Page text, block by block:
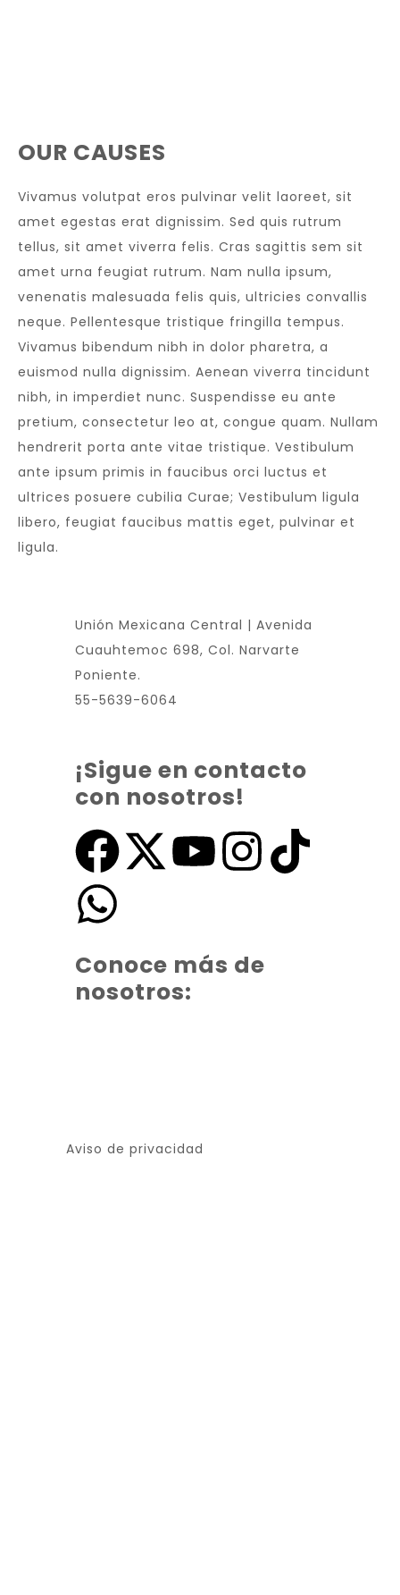
OUR CAUSES
Vivamus volutpat eros pulvinar velit laoreet, sit
amet egestas erat dignissim. Sed quis rutrum
tellus, sit amet viverra felis. Cras sagittis sem sit
amet urna feugiat rutrum. Nam nulla ipsum,
venenatis malesuada felis quis, ultricies convallis
neque. Pellentesque tristique fringilla tempus.
Vivamus bibendum nibh in dolor pharetra, a
euismod nulla dignissim. Aenean viverra tincidunt
nibh, in imperdiet nunc. Suspendisse eu ante
pretium, consectetur leo at, congue quam. Nullam
hendrerit porta ante vitae tristique. Vestibulum
ante ipsum primis in faucibus orci luctus et
ultrices posuere cubilia Curae; Vestibulum ligula
libero, feugiat faucibus mattis eget, pulvinar et
ligula.
Unión Mexicana Central | Avenida
Cuauhtemoc 698, Col. Narvarte
Poniente.
55-5639-6064
¡Sigue en contacto
con nosotros!
Conoce más de
nosotros:
Aviso de privacidad